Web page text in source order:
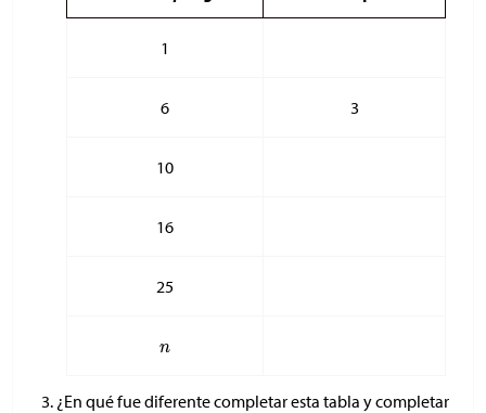
1
6 3
10
16
25
¿En qué fue diferente completar esta tabla y completar